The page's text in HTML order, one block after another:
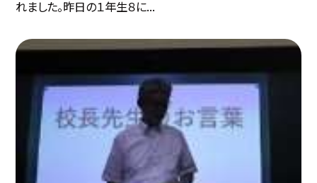
れました。昨日の１年生８に...